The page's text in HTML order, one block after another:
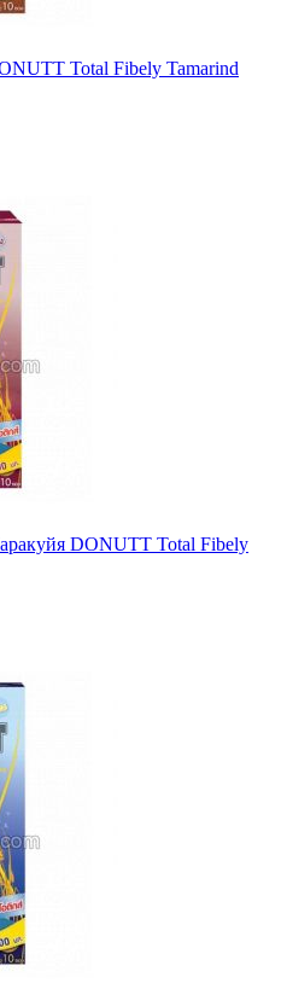
Total Fibely Tamarind
DONUTT Total Fibely